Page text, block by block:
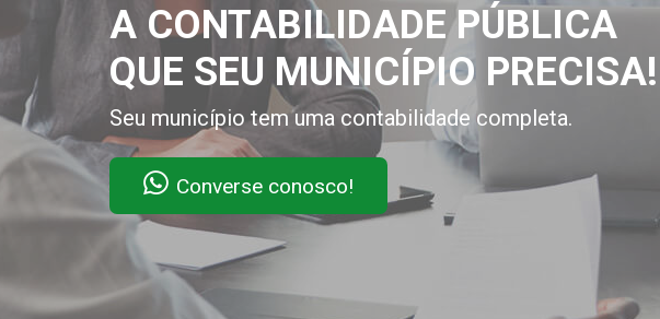
A CONTABILIDADE PÚBLICA
QUE SEU MUNICÍPIO PRECISA!
Seu município tem uma contabilidade completa.
Converse conosco!